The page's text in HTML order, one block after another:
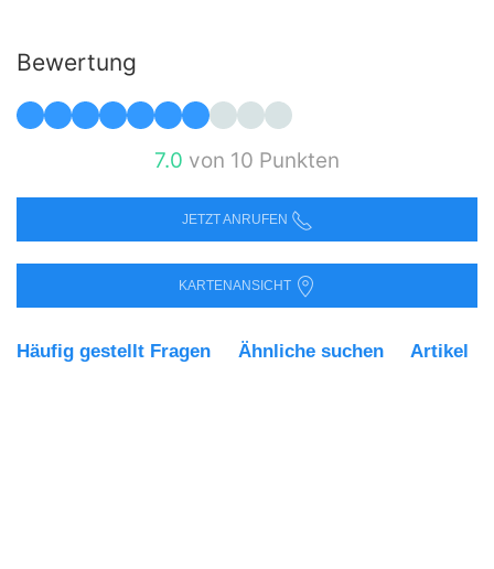
Bewertung
7.0 von 10 Punkten
JETZT ANRUFEN
KARTENANSICHT
Häufig gestellt Fragen Ähnliche suchen Artikel